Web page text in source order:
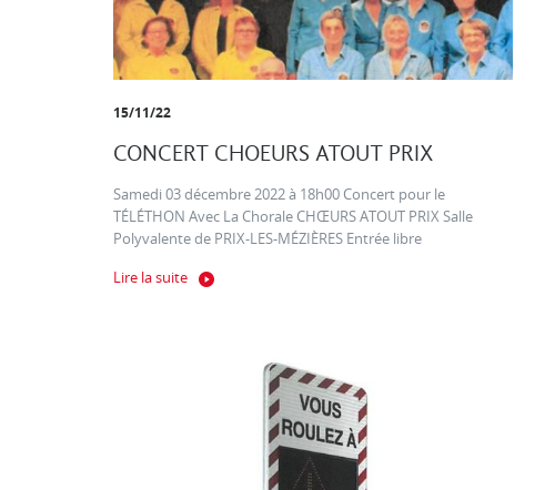
15/11/22
CONCERT CHOEURS ATOUT PRIX
Samedi 03 décembre 2022 à 18h00 Concert pour le
TÉLÉTHON Avec La Chorale CHŒURS ATOUT PRIX Salle
Polyvalente de PRIX-LES-MÉZIÈRES Entrée libre
Lire la suite